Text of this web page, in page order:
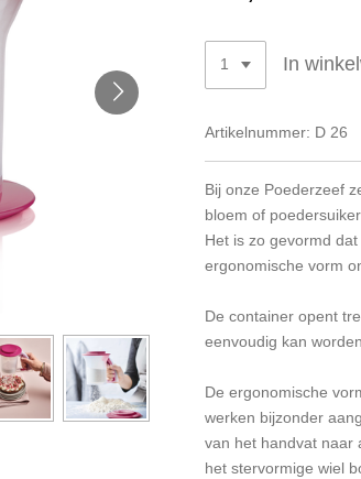
In
Artikelnummer: D 26
Bij onze Poederzeef
bloem of
Het is zo gevormd
ergonomische vorm
De container opent
eenvoudig kan
De ergonomische
werken bijzonder
van het handvat naar
het stervormige wiel